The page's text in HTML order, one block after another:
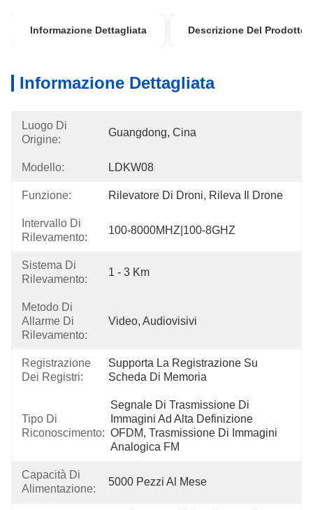
Informazione Dettagliata Descrizione Del Prodotto
Informazione Dettagliata
Luogo Di
Origine:
Guangdong, Cina
Modello: LDKW08
Funzione: Rilevatore Di Droni, Rileva Il Drone
Intervallo Di
Rilevamento:
100-8000MHZ|100-8GHZ
Sistema Di
Rilevamento:
1 - 3 Km
Metodo Di
Allarme Di
Rilevamento:
Video, Audiovisivi
Registrazione
Dei Registri:
Supporta La Registrazione Su
Scheda Di Memoria
Tipo Di
Riconoscimento:
Segnale Di Trasmissione Di
Immagini Ad Alta Definizione
OFDM, Trasmissione Di Immagini
Analogica FM
Capacità Di
Alimentazione:
5000 Pezzi Al Mese